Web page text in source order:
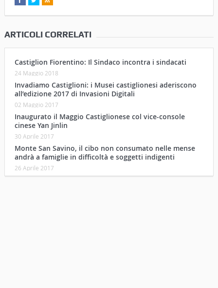
ARTICOLI CORRELATI
Castiglion Fiorentino: Il Sindaco incontra i sindacati
24 Maggio 2018
Invadiamo Castiglioni: i Musei castiglionesi aderiscono
all’edizione 2017 di Invasioni Digitali
02 Maggio 2017
Inaugurato il Maggio Castiglionese col vice-console
cinese Yan Jinlin
30 Aprile 2017
Monte San Savino, il cibo non consumato nelle mense
andrà a famiglie in difficoltà e soggetti indigenti
26 Aprile 2017